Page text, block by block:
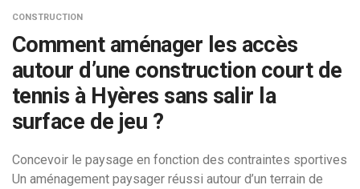
CONSTRUCTION
Comment aménager les accès
autour d’une construction court de
tennis à Hyères sans salir la
surface de jeu ?
Concevoir le paysage en fonction des contraintes sportives
Un aménagement paysager réussi autour d’un terrain de